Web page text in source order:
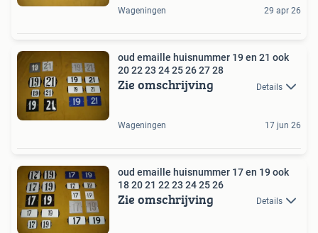
Wageningen 29 apr 26
oud emaille huisnummer 19 en 21 ook
20 22 23 24 25 26 27 28
Zie omschrijving Details
Wageningen 17 jun 26
oud emaille huisnummer 17 en 19 ook
18 20 21 22 23 24 25 26
Zie omschrijving Details